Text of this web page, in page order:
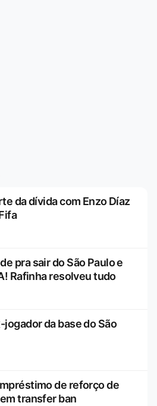
da dívida com Enzo Díaz
pra sair do São Paulo e
Rafinha resolveu tudo
da base do São
de reforço de
transfer ban